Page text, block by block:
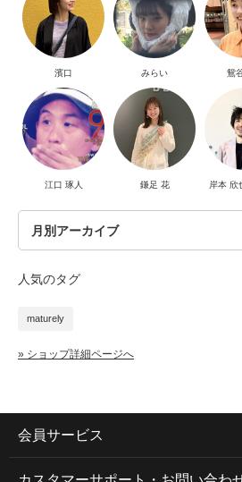
濱口 みらい 鴛
江口 琢人 鎌足 花 岸本 欣
人気のタグ
maturely
» ショップ詳細ページへ
会員サービス